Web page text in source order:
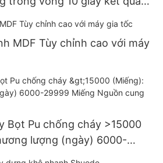
cao cấp
MDF Tùy chỉnh cao với máy
Bọt Pu chống cháy >15000
lượng (ngày) 6000-
cung US.0